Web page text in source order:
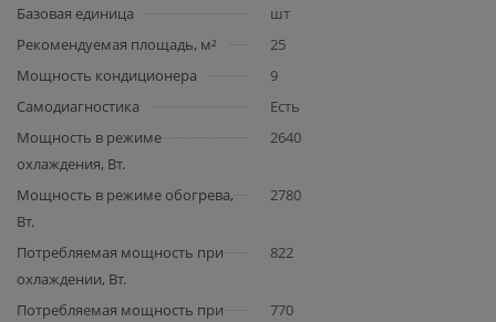
Базовая единица
шт
Рекомендуемая площадь, м²
25
Мощность кондиционера
9
Самодиагностика
Есть
Мощность в режиме
охлаждения, Вт.
2640
Мощность в режиме обогрева,
Вт.
2780
Потребляемая мощность при
охлаждении, Вт.
822
Потребляемая мощность при
770